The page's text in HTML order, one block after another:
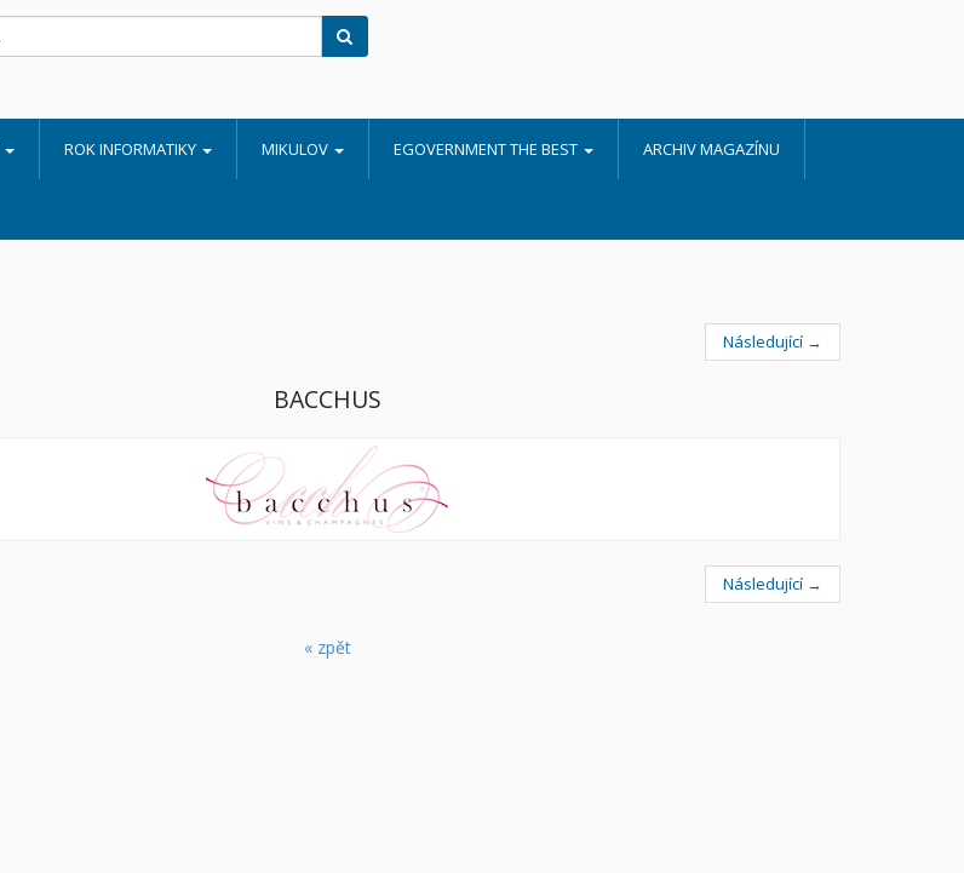
ROK INFORMATIKY MIKULOV EGOVERNMENT THE BEST ARCHIV MAGAZÍNU
Následující →
BACCHUS
Následující →
« zpět